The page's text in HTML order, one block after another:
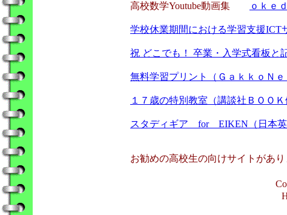
高校数学Youtube動画集 ｏｋｅ
学校休業期間における学習支援ICT
祝 どこでも！ 卒業・入学式看板と
無料学習プリント（ＧａｋｋｏＮｅ
１７歳の特別教室（講談社ＢＯＯＫ
スタディギア for EIKEN（日本英
お勧めの高校生の向けサイトがあり